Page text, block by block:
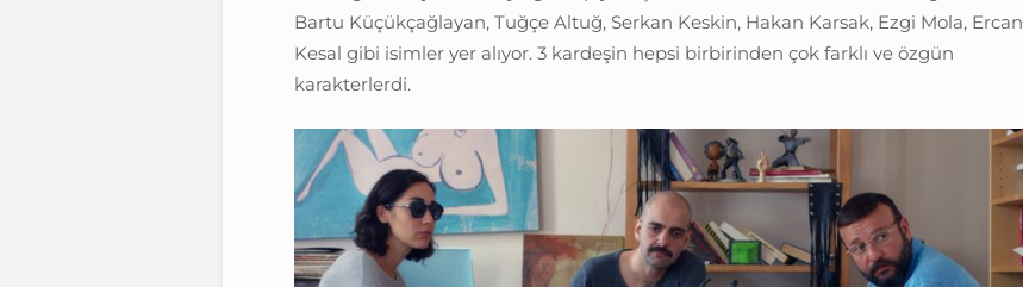
Bartu Küçükçağlayan, Tuğçe Altuğ, Serkan Keskin, Hakan Karsak, Ezgi Mola, Ercan
Kesal gibi isimler yer alıyor. 3 kardeşin hepsi birbirinden çok farklı ve özgün
karakterlerdi.